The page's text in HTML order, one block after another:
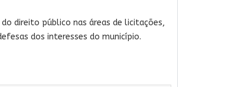
direito público nas áreas de licitações,
dos interesses do município.